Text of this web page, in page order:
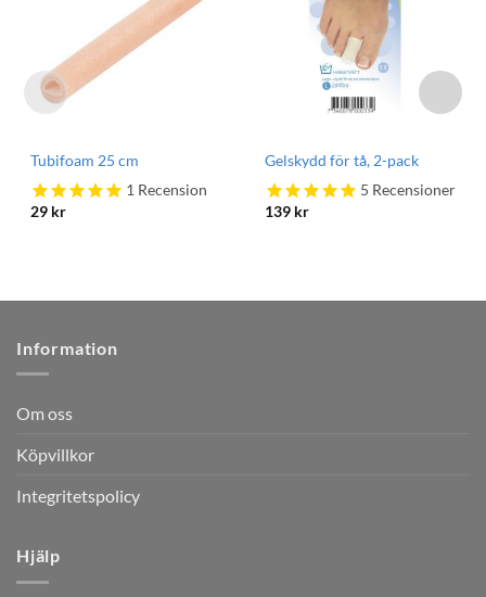
Tubifoam 25 cm
1Recension
29 kr
Gelskydd för tå, 2-pack
5 Recensioner
139 kr
Information
Om oss
Köpvillkor
Integritetspolicy
Hjälp